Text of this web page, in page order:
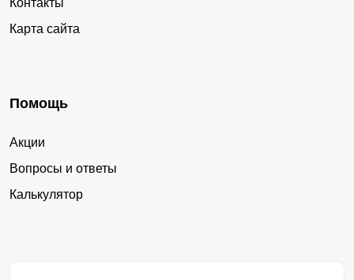
Контакты
Карта сайта
Помощь
Акции
Вопросы и ответы
Калькулятор